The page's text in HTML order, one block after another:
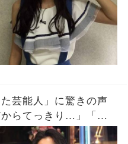
芸能人」に驚きの声
らてっきり…」「イ